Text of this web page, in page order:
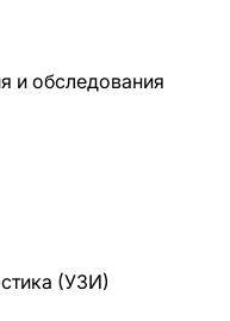
и обследования
(УЗИ)